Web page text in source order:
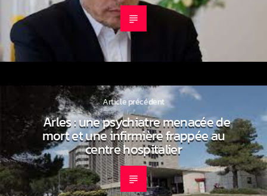
Article précédent
Arles : une psychiatre menacée de
mort et une infirmière frappée au
centre hospitalier